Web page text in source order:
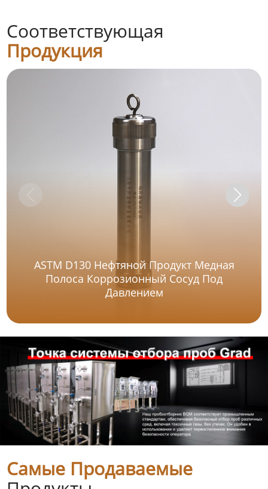
Соответствующая
Продукция
ASTM D130 Нефтяной Продукт Медная
Полоса Коррозионный Сосуд Под
Давлением
Самые Продаваемые